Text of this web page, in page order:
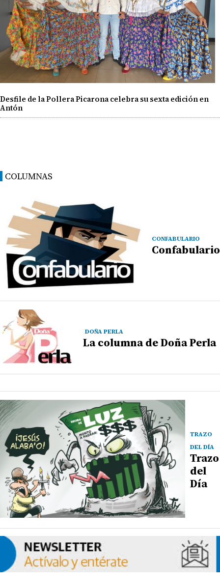
Desfile de la Pollera Picarona celebra su sexta edición en
Antón
COLUMNAS
CONFABULARIO
Confabulario
DOÑA PERLA
La columna de Doña Perla
TRAZO
DEL DÍA
Trazo
del
Día